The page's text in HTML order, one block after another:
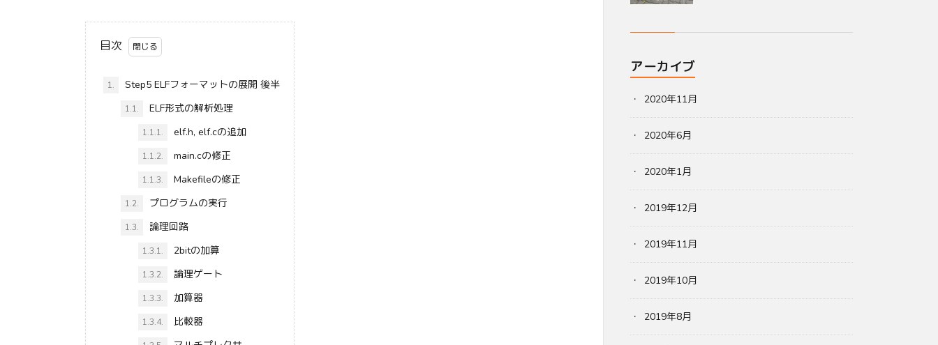
目次
1. Step5 ELFフォーマットの展開 後半
1.1. ELF形式の解析処理
1.1.1. elf.h, elf.cの追加
1.1.2. main.cの修正
1.1.3. Makefileの修正
1.2. プログラムの実行
1.3. 論理回路
1.3.1. 2bitの加算
1.3.2. 論理ゲート
1.3.3. 加算器
1.3.4. 比較器
アーカイブ
2020年11月
2020年6月
2020年1月
2019年12月
2019年11月
2019年10月
2019年8月